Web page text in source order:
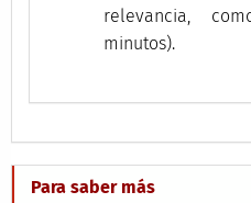
relevancia,
minutos).
Para saber más